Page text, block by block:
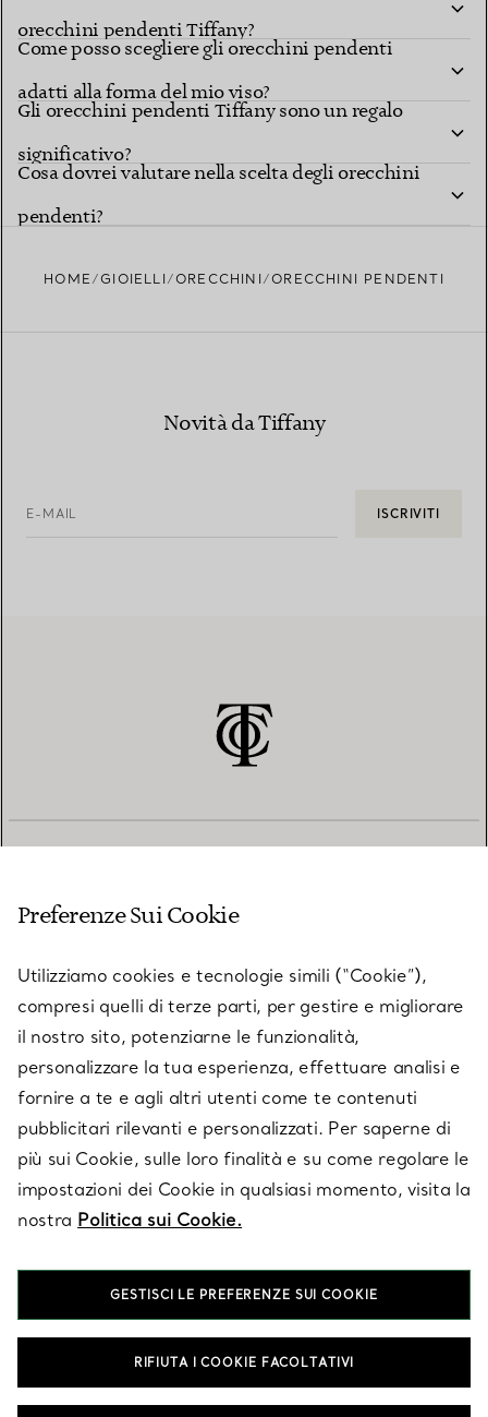
orecchini pendenti Tiffany?
Come posso scegliere gli orecchini pendenti
adatti alla forma del mio viso?
Gli orecchini pendenti Tiffany sono un regalo
significativo?
Cosa dovrei valutare nella scelta degli orecchini
pendenti?
HOME GIOIELLI ORECCHINI ORECCHINI PENDENTI
Novità da Tiffany
E-MAIL ISCRIVITI
SU TIFFANY & CO.
LEGALE
SEGUICI
T&Co. 2026
Preferenze Sui Cookie
Utilizziamo cookies e tecnologie simili (“Cookie”),
compresi quelli di terze parti, per gestire e migliorare
il nostro sito, potenziarne le funzionalità,
personalizzare la tua esperienza, effettuare analisi e
fornire a te e agli altri utenti come te contenuti
pubblicitari rilevanti e personalizzati. Per saperne di
più sui Cookie, sulle loro finalità e su come regolare le
impostazioni dei Cookie in qualsiasi momento, visita la
nostra Politica sui Cookie.
GESTISCI LE PREFERENZE SUI COOKIE
RIFIUTA I COOKIE FACOLTATIVI